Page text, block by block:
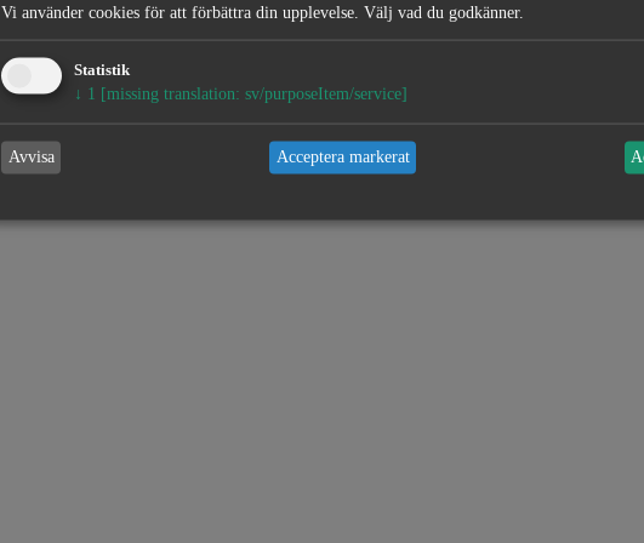
Vi använder cookies för att förbättra din upplevelse. Välj vad du godkänner.
Statistik
↓ 1 [missing translation: sv/purposeItem/service]
Avvisa Acceptera markerat